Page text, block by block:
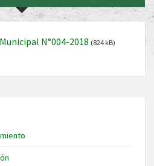
N°004-2018 (824 kB)